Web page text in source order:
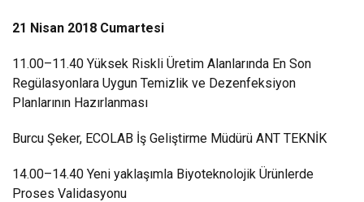
21 Nisan 2018 Cumartesi
11.00–11.40 Yüksek Riskli Üretim Alanlarında En Son
Regülasyonlara Uygun Temizlik ve Dezenfeksiyon
Planlarının Hazırlanması
Burcu Şeker, ECOLAB İş Geliştirme Müdürü ANT TEKNİK
14.00–14.40 Yeni yaklaşımla Biyoteknolojik Ürünlerde
Proses Validasyonu